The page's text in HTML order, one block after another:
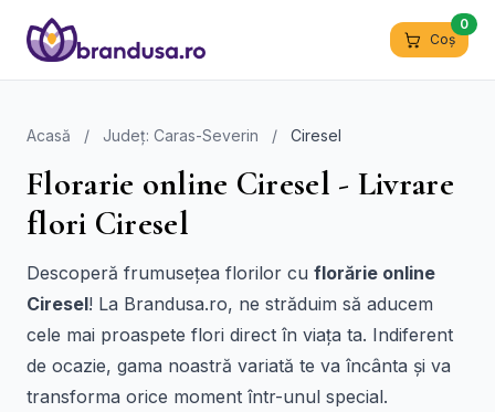
Coș
0
Acasă / Județ: Caras-Severin / Ciresel
Florarie online Ciresel - Livrare
flori Ciresel
Descoperă frumusețea florilor cu florărie online
Ciresel! La Brandusa.ro, ne străduim să aducem
cele mai proaspete flori direct în viața ta. Indiferent
de ocazie, gama noastră variată te va încânta și va
transforma orice moment într-unul special.